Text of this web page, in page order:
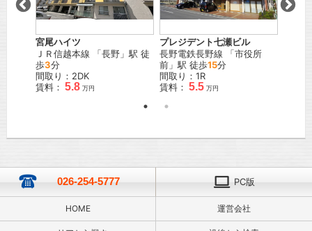
宮尾ハイツ
ＪＲ信越本線 「長野 」駅 徒
歩3分
間取り：2DK
賃料： 5.8 万円
プレジデント七瀬ビル
長野電鉄長野線 「市役所
前 」駅 徒歩15分
間取り：1R
賃料： 5.5 万円
026-254-5777 PC版
HOME 運営会社